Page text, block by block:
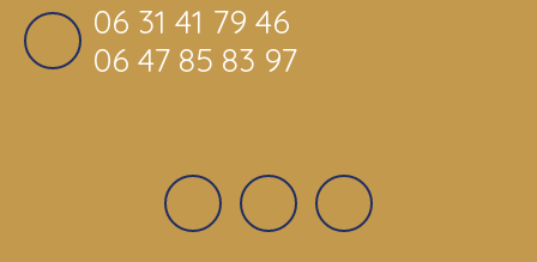
06 31 41 79 46
06 47 85 83 97